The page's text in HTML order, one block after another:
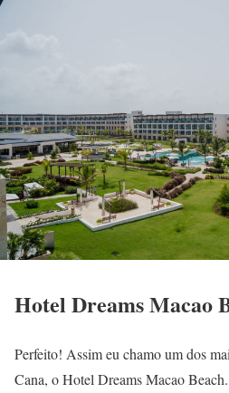
Hotel Dreams Macao
Perfeito! Assim eu chamo um dos
Cana, o Hotel Dreams Macao